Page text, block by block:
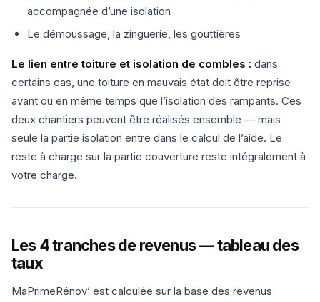
accompagnée d’une isolation
Le démoussage, la zinguerie, les gouttières
Le lien entre toiture et isolation de combles : dans
certains cas, une toiture en mauvais état doit être reprise
avant ou en même temps que l’isolation des rampants. Ces
deux chantiers peuvent être réalisés ensemble — mais
seule la partie isolation entre dans le calcul de l’aide. Le
reste à charge sur la partie couverture reste intégralement à
votre charge.
Les 4 tranches de revenus — tableau des
taux
MaPrimeRénov’ est calculée sur la base des revenus